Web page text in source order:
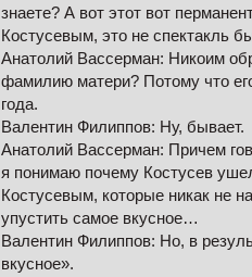
знаете? А вот этот вот
Костусевым, это не спектакль
Анатолий Вассерман: Никоим
фамилию матери? Потому что
года.
Валентин Филиппов: Ну, бывает.
Анатолий Вассерман: Причем
я понимаю почему Костусев
Костусевым, которые никак не
упустить самое вкусное…
Валентин Филиппов: Но, в
вкусное».